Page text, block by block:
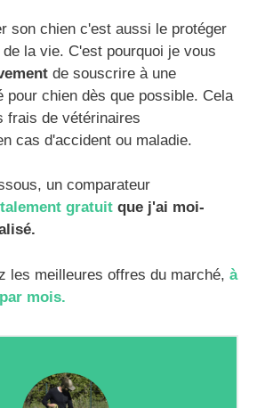
son chien c'est aussi le protéger
la vie. C'est pourquoi je vous
de souscrire à une
pour chien dès que possible. Cela
frais de vétérinaires
cas d'accident ou maladie.
un comparateur
gratuit que j'ai moi-
les meilleures offres du marché, à
mois.